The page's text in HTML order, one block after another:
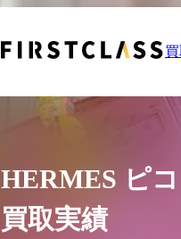
HERMES ピ
買取実績